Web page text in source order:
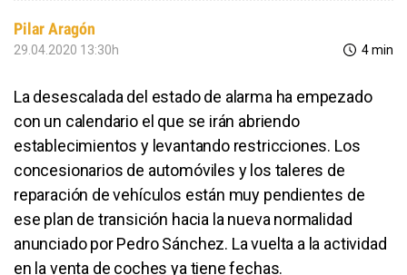
Pilar Aragón
29.04.2020 13:30h 4 min
La desescalada del estado de alarma ha empezado
con un calendario el que se irán abriendo
establecimientos y levantando restricciones. Los
concesionarios de automóviles y los taleres de
reparación de vehículos están muy pendientes de
ese plan de transición hacia la nueva normalidad
anunciado por Pedro Sánchez. La vuelta a la actividad
en la venta de coches ya tiene fechas.